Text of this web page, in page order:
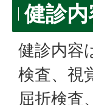
健診
健診内容
検査、視
屈折検査